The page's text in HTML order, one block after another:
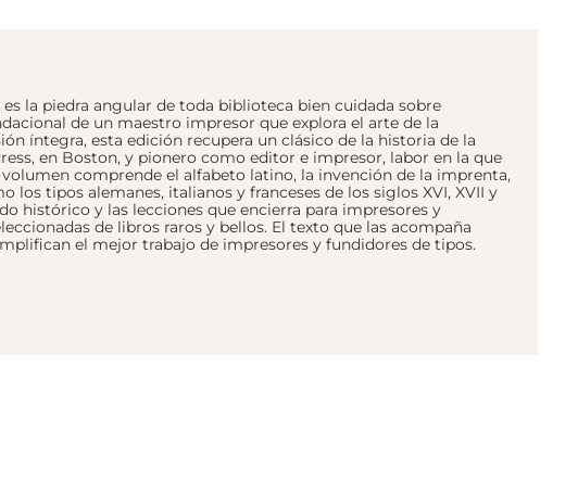
la piedra angular de toda biblioteca bien cuidada sobre
de un maestro impresor que explora el arte de la
íntegra, esta edición recupera un clásico de la historia de la
en Boston, y pionero como editor e impresor, labor en la que
comprende el alfabeto latino, la invención de la imprenta,
tipos alemanes, italianos y franceses de los siglos XVI, XVII y
histórico y las lecciones que encierra para impresores y
de libros raros y bellos. El texto que las acompaña
el mejor trabajo de impresores y fundidores de tipos.